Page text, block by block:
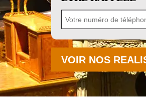
VOIR NOS